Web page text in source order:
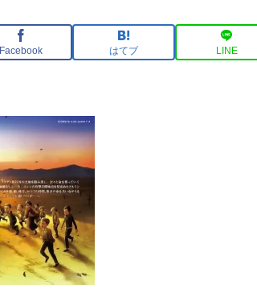
Facebook はてブ LINE